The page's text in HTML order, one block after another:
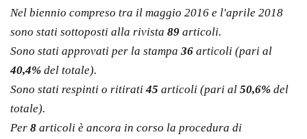
Nel biennio compreso tra il maggio 2016 e l'aprile 2018
sono stati sottoposti alla rivista 89 articoli.
Sono stati approvati per la stampa 36 articoli (pari al
40,4% del totale).
Sono stati respinti o ritirati45 articoli (pari al 50,6% del
totale).
Per 8 articoli è ancora in corso la procedura di